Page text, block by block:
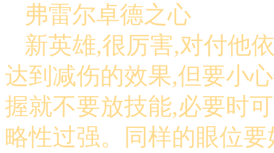
弗雷尔卓德之心
新英雄,很厉害,对付他
达到减伤的效果,但要小
握就不要放技能,必要时
略性过强。同样的眼位